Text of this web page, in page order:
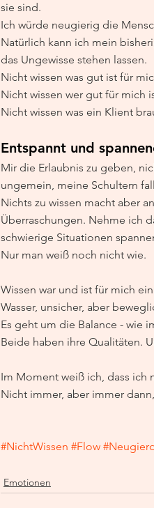
sie sind.
Ich würde neugierig die
Natürlich kann ich mein
das Ungewisse stehen lassen.
Nicht wissen was gut ist für
Nicht wissen wer gut für mich
Nicht wissen was ein Klient
Entspannt und
Mir die Erlaubnis zu geben,
ungemein, meine Schultern
Nichts zu wissen macht aber
Überraschungen. Nehme ich
schwierige Situationen
Nur man weiß noch nicht wie.
Wissen war und ist für mich
Wasser, unsicher, aber
Es geht um die Balance - wie
Beide haben ihre Qualitäten.
Im Moment weiß ich, dass ich
Nicht immer, aber immer
#NichtWissen #Flow
Emotionen